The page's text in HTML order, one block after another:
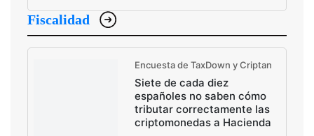
Fiscalidad
Encuesta de TaxDown y Criptan
Siete de cada diez
españoles no saben cómo
tributar correctamente las
criptomonedas a Hacienda